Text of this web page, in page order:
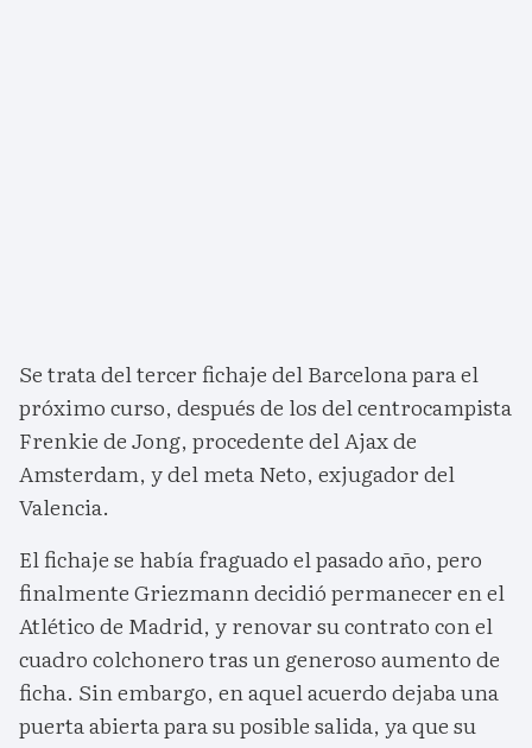
Se trata del tercer fichaje del Barcelona para el
próximo curso, después de los del centrocampista
Frenkie de Jong, procedente del Ajax de
Amsterdam, y del meta Neto, exjugador del
Valencia.
El fichaje se había fraguado el pasado año, pero
finalmente Griezmann decidió permanecer en el
Atlético de Madrid, y renovar su contrato con el
cuadro colchonero tras un generoso aumento de
ficha. Sin embargo, en aquel acuerdo dejaba una
puerta abierta para su posible salida, ya que su